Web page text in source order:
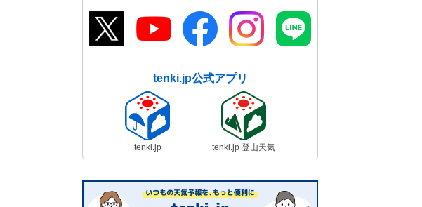
tenki.jp公式アプリ
tenki.jp tenki.jp 登山天気